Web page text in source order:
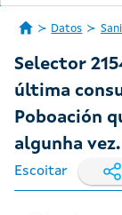
Datos
Selector
última
Poboación
algunha
Escoitar